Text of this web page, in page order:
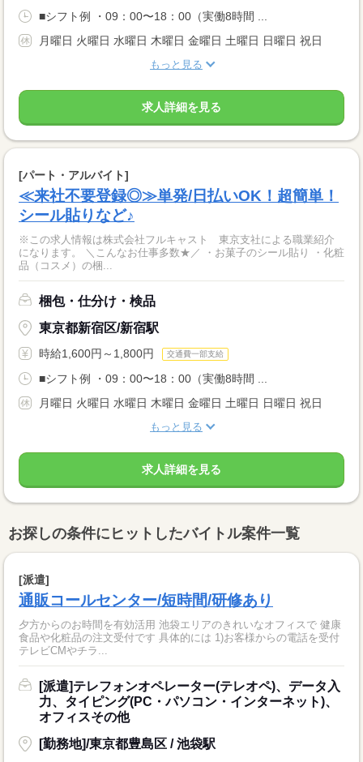
■シフト例 ・09：00〜18：00（実働8時間 ...
月曜日 火曜日 水曜日 木曜日 金曜日 土曜日 日曜日 祝日
もっと見る
求人詳細を見る
[パート・アルバイト]
≪来社不要登録◎≫単発/日払いOK！超簡単！
シール貼りなど♪
※この求人情報は株式会社フルキャスト 東京支社による職業紹介
になります。 ＼こんなお仕事多数★／ ・お菓子のシール貼り ・化粧
品（コスメ）の梱...
梱包・仕分け・検品
東京都新宿区/新宿駅
時給1,600円～1,800円 交通費一部支給
■シフト例 ・09：00〜18：00（実働8時間 ...
月曜日 火曜日 水曜日 木曜日 金曜日 土曜日 日曜日 祝日
もっと見る
求人詳細を見る
お探しの条件にヒットしたバイトル案件一覧
[派遣]
通販コールセンター/短時間/研修あり
夕方からのお時間を有効活用 池袋エリアのきれいなオフィスで 健康
食品や化粧品の注文受付です 具体的には 1)お客様からの電話を受付
テレビCMやチラ...
[派遣]テレフォンオペレーター(テレオペ)、データ入
力、タイピング(PC・パソコン・インターネット)、
オフィスその他
[勤務地]/東京都豊島区 / 池袋駅